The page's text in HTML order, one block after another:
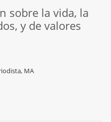
sobre la vida, la
y de valores
MA